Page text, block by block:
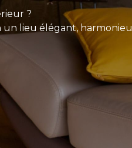
?
lieu élégant,